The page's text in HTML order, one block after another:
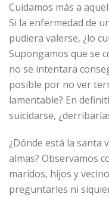
Cuidamos más a
Si la enfermedad de
pudiera valerse, ¿lo
Supongamos que se
no se intentara
posible por no ver
lamentable? En
suicidarse,
¿Dónde está la santa
almas? Observamos
maridos, hijos y
preguntarles ni